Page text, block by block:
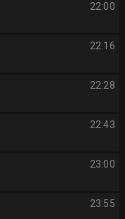
22:00
22:16
22:28
22:43
23:00
23:55